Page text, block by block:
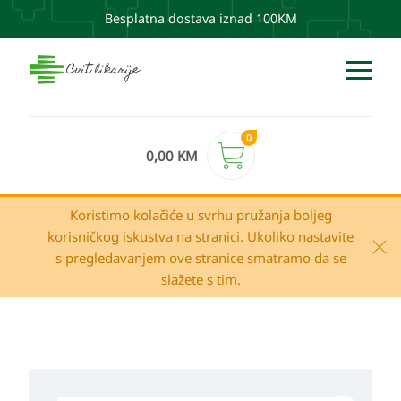
Besplatna dostava iznad 100KM
0,00 KM
0
Koristimo kolačiće u svrhu pružanja boljeg
korisničkog iskustva na stranici. Ukoliko nastavite
s pregledavanjem ove stranice smatramo da se
slažete s tim.